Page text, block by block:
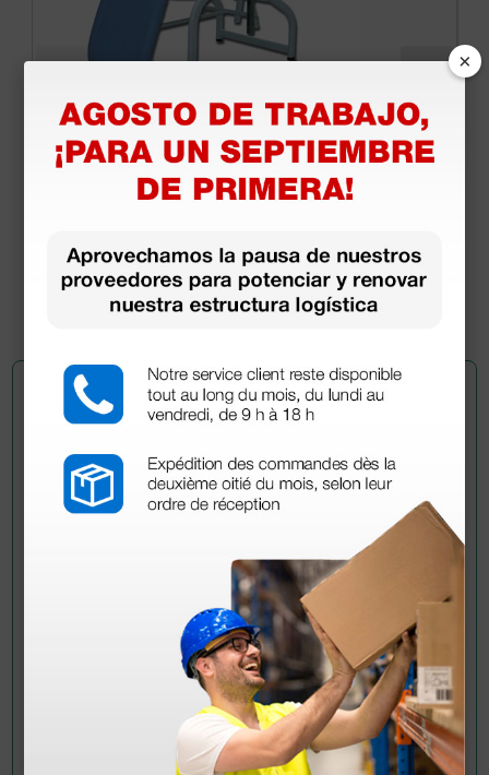
Sillón médico de extracción con Trendelenburg -
629,00 €740,00 €
(Precio sin IVA)
¿Todavía tienes alguna duda? ¿Necesitas más
Envía ahora mismo tu pregunta a los colegas que ya
han adquirido este producto.
×